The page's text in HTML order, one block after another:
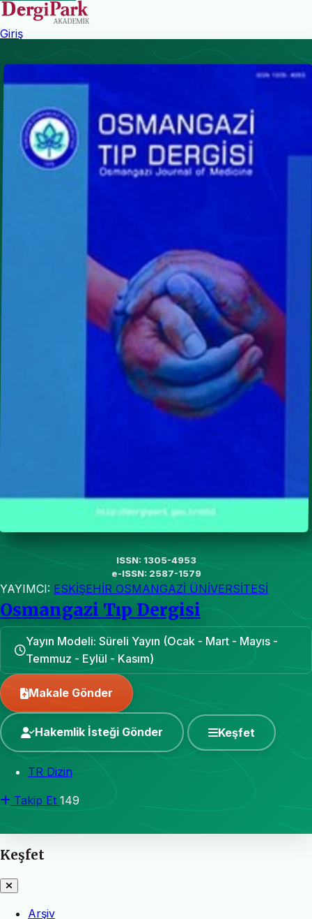
Giriş
ISSN: 1305-4953
e-ISSN: 2587-1579
YAYIMCI: ESKİŞEHİR OSMANGAZİ ÜNİVERSİTESİ
Osmangazi Tıp Dergisi
Yayın Modeli: Süreli Yayın (Ocak - Mart - Mayıs -
Temmuz - Eylül - Kasım)
Makale Gönder
Hakemlik İsteği Gönder Keşfet
TR Dizin
Takip Et 149
Keşfet
Arşiv